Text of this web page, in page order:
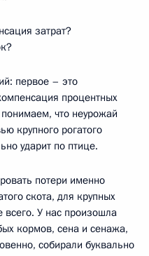
затрат?
первое – это
процентных
что неурожай
крупного рогатого
ударит по птице.
потери именно
скота, для крупных
всего. У нас произошла
кормов, сена и сенажа,
собирали буквально